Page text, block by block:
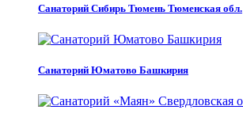
Санаторий Сибирь Тюмень Тюменская обл.
Санаторий Юматово Башкирия